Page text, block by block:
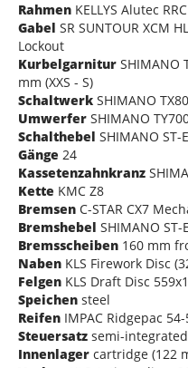
Rahmen KELLYS Alutec
Gabel SR SUNTOUR XCM
Lockout
Kurbelgarnitur SHIMANO
mm (XXS - S)
Schaltwerk SHIMANO
Umwerfer SHIMANO
Schalthebel SHIMANO ST-
Gänge 24
Kassetenzahnkranz
Kette KMC Z8
Bremsen C-STAR CX7
Bremshebel SHIMANO ST-
Bremsscheiben 160 mm
Naben KLS Firework Disc
Felgen KLS Draft Disc
Speichen steel
Reifen IMPAC Ridgepac
Steuersatz semi-integrated
Innenlager cartridge (122